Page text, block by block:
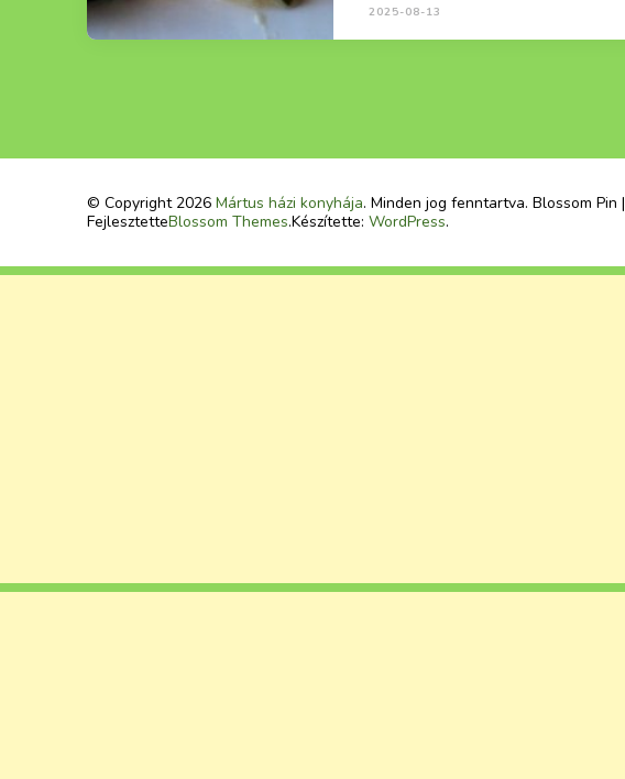
2025-08-13
© Copyright 2026 Mártus házi konyhája. Minden jog fenntartva. Blossom Pin |
FejlesztetteBlossom Themes.Készítette: WordPress.